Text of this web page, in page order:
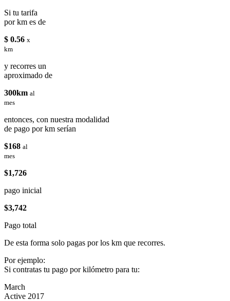
Si tu tarifa
por km es de
$ 0.56 x
km
y recorres un
aproximado de
300km al
mes
entonces, con nuestra modalidad
de pago por km serían
$168 al
mes
$1,726
pago inicial
$3,742
Pago total
De esta forma solo pagas por los km que recorres.
Por ejemplo:
Si contratas tu pago por kilómetro para tu:
March
Active 2017